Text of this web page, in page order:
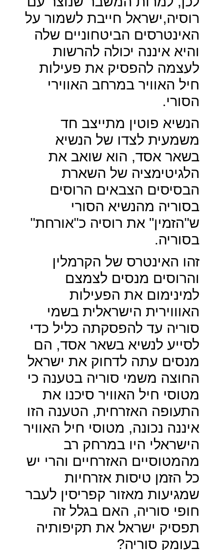
רוסיה,ישראל חייבת לשמור על
האינטרסים הביטחוניים שלה
והיא איננה יכולה להרשות
לעצמה להפסיק את פעילות
חיל האוויר במרחב האווירי
הסורי.
הנשיא פוטין מתייצב חד
משמעית לצדו של הנשיא
בשאר אסד, הוא שואב את
הלגיטימציה של השארת
הבסיסים הצבאים הרוסים
בסוריה מהנשיא הסורי
ש"הזמין" את רוסיה כ"אורחת"
בסוריה.
זהו האינטרס של הקרמלין
והרוסים מנסים לצמצם
למינימום את הפעילות
האוווירית הישראלית בשמי
סוריה עד להפסקתה כליל כדי
לסייע לנשיא בשאר אסד, הם
מנסים עתה לדחוק את ישראל
החוצה משמי סוריה בטענה כי
מטוסי חיל האוויר סיכנו את
התעופה האזרחית, הטענה הזו
איננה נכונה, מטוסי חיל האוויר
הישראלי היו במרחק רב
מהמטוסיים האזרחיים והרי יש
כל הזמן טיסות אזרחיות
שמגיעות מאזור קפריסין לעבר
חופי סוריה, האם בגלל זה
תפסיק ישראל את תקיפותיה
בעומק סוריה?